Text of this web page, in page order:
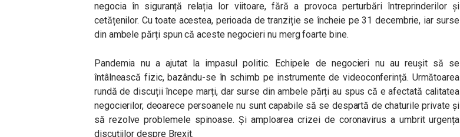
negocia în siguranță relația lor viitoare, fără a provoca perturbări întreprinderilor și
cetățenilor. Cu toate acestea, perioada de tranziție se încheie pe 31 decembrie, iar surse
din ambele părți spun că aceste negocieri nu merg foarte bine.
Pandemia nu a ajutat la impasul politic. Echipele de negocieri nu au reușit să se
întâlnească fizic, bazându-se în schimb pe instrumente de videoconferință. Următoarea
rundă de discuții începe marți, dar surse din ambele părți au spus că e afectată calitatea
negocierilor, deoarece persoanele nu sunt capabile să se despartă de chaturile private și
să rezolve problemele spinoase. Și amploarea crizei de coronavirus a umbrit urgența
discuțiilor despre Brexit.